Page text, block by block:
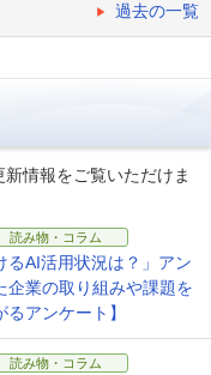
過去の一覧
情報をご覧いただけま
読み物・コラム
るAI活用状況は？」アン
企業の取り組みや課題を
アンケート】
読み物・コラム